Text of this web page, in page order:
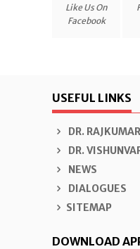
Like Us On
Facebook
USEFUL LINKS
DR.
DR.
NEWS
DIALOGUES
SITEMAP
DOWNLOAD